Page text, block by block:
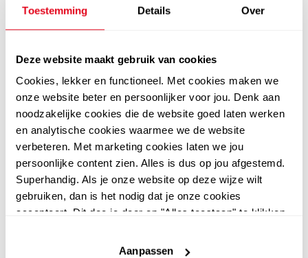
Toestemming Details Over
Deze website maakt gebruik van cookies
Cookies, lekker en functioneel. Met cookies maken we
onze website beter en persoonlijker voor jou. Denk aan
noodzakelijke cookies die de website goed laten werken
en analytische cookies waarmee we de website
verbeteren. Met marketing cookies laten we jou
persoonlijke content zien. Alles is dus op jou afgestemd.
Superhandig. Als je onze website op deze wijze wilt
gebruiken, dan is het nodig dat je onze cookies
accepteert. Dit doe je door op "Alles toestaan" te klikken.
website niet optimaal functioneert.
Aanpassen